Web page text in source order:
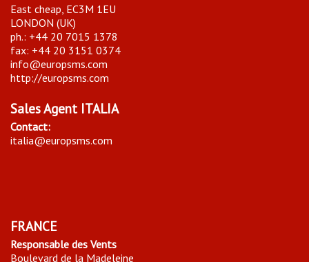
East cheap, EC3M 1EU
LONDON (UK)
ph.: +44 20 7015 1378
fax: +44 20 3151 0374
info@europsms.com
http://europsms.com
Sales Agent ITALIA
Contact:
italia@europsms.com
FRANCE
Responsable des Vents
Boulevard de la Madeleine